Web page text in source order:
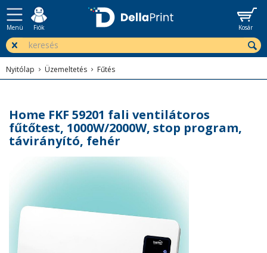
Menü Fiók Kosár
Nyitólap Üzemeltetés Fűtés
Home FKF 59201 fali ventilátoros
fűtőtest, 1000W/2000W, stop program,
távirányító, fehér